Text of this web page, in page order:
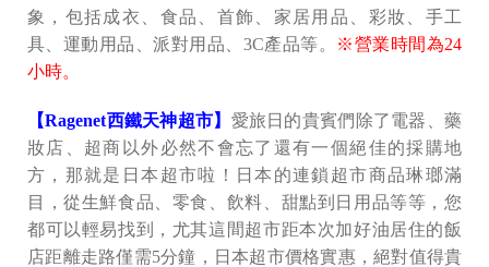
象，包括成衣、食品、首飾、家居用品、彩妝、手工
具、運動用品、派對用品、3C產品等。
※營業時間為24
小時。
【Ragenet西鐵天神超市】 愛旅日的貴賓們除了電器、藥
妝店、超商以外必然不會忘了還有一個絕佳的採購地
方，那就是日本超市啦！日本的連鎖超市商品琳瑯滿
目，從生鮮食品、零食、飲料、甜點到日用品等等，您
都可以輕易找到，尤其這間超市距本次加好油居住的飯
店距離走路僅需5分鐘，日本超市價格實惠，絕對值得貴